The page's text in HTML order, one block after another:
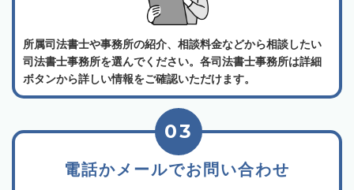
所属司法書士や事務所の紹介、相談料金などから相談したい
司法書士事務所を選んでください。各司法書士事務所は詳細
ボタンから詳しい情報をご確認いただけます。
電話かメールでお問い合わせ
03